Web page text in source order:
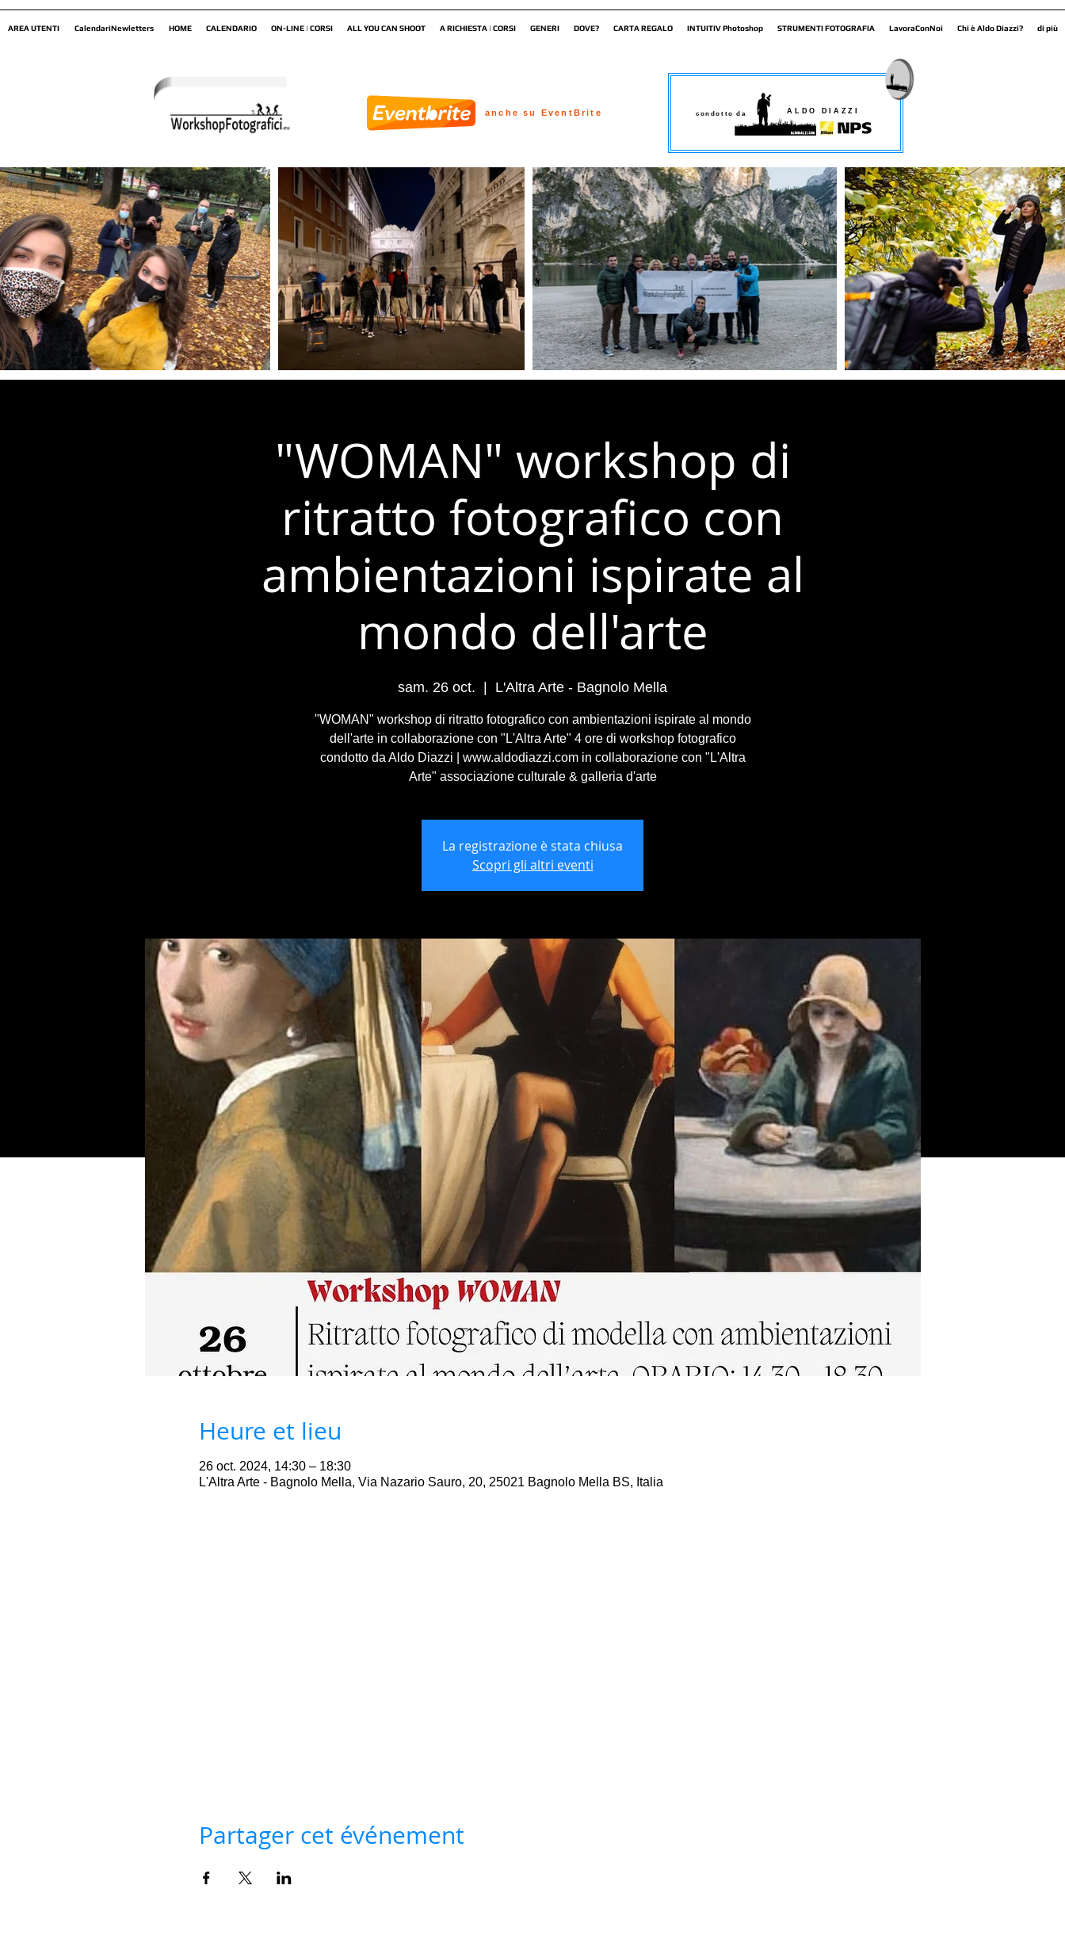
AREA UTENTI CalendariNewletters HOME CALENDARIO ON-LINE | CORSI ALL YOU CAN SHOOT A RICHIESTA | CORSI GENERI DOVE? CARTA REGALO INTUITIV Photoshop STRUMENTI FOTOGRAFIA LavoraConNoi Chi è Aldo Diazzi? di più
"WOMAN" workshop di
ritratto fotografico con
ambientazioni ispirate al
mondo dell'arte
sam. 26 oct. L'Altra Arte - Bagnolo Mella
"WOMAN" workshop di ritratto fotografico con ambientazioni ispirate al mondo
dell'arte in collaborazione con "L'Altra Arte" 4 ore di workshop fotografico
condotto da Aldo Diazzi | www.aldodiazzi.com in collaborazione con "L'Altra
Arte" associazione culturale & galleria d'arte
La registrazione è stata chiusa
Scopri gli altri eventi
Heure et lieu
26 oct. 2024, 14:30 – 18:30
L'Altra Arte - Bagnolo Mella, Via Nazario Sauro, 20, 25021 Bagnolo Mella BS, Italia
Partager cet événement
condotto da ALDO DIAZZI
anche su EventBrite